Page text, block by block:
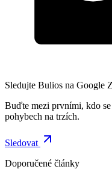
Sledujte Bulios na Google
Buďte mezi prvními, kdo
pohybech na trzích.
Sledovat
Doporučené články